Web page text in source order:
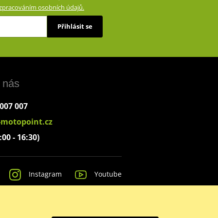
osobních údajů.
Přihlásit se
007
- 16:30)
Instagram Youtube